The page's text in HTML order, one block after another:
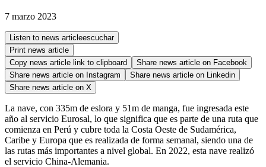
7 marzo 2023
Listen to news articleescuchar
Print news article
Copy news article link to clipboard
Share news article on Facebook
Share news article on Instagram Share news article on
Linkedin
Share news article on X
La nave, con 335m de eslora y 51m de manga, fue ingresada este
año al servicio Eurosal, lo que significa que es parte de una ruta que
comienza en Perú y cubre toda la Costa Oeste de Sudamérica,
Caribe y Europa que es realizada de forma semanal, siendo una de
las rutas más importantes a nivel global. En 2022, esta nave realizó
el servicio China-Alemania.